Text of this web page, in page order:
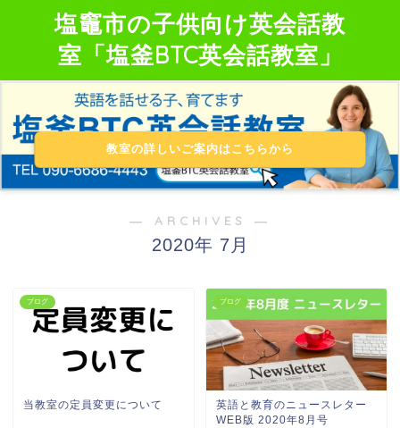
塩竈市の子供向け英会話教
室「塩釜BTC英会話教室」
教室の詳しいご案内はこちらから
― ARCHIVES ―
2020年 7月
ブログ
当教室の定員変更について
ブログ
英語と教育のニュースレター
WEB版 2020年8月号